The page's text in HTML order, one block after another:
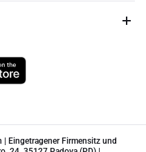
Eingetragener Firmensitz und